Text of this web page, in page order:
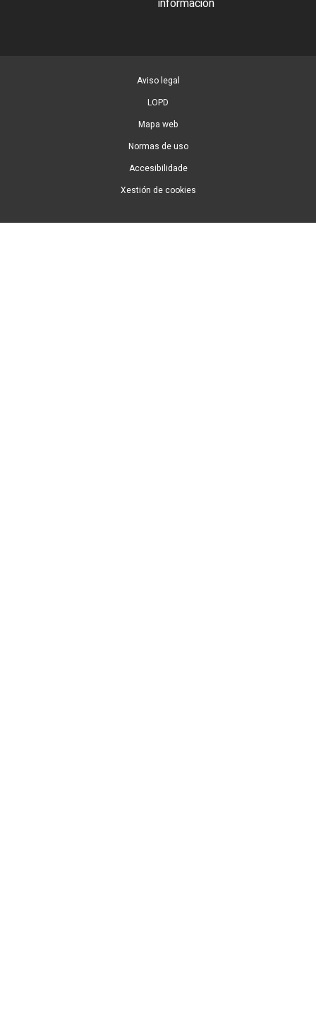
Aviso legal
LOPD
Mapa web
Normas de uso
Accesibilidade
Xestión de cookies